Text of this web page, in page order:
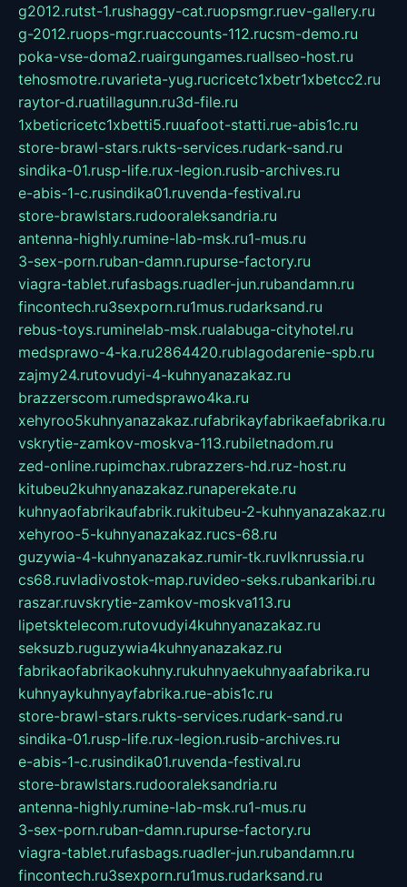
g2012.rutst-1.rushaggy-cat.ruopsmgr.ruev-gallery.ru
g-2012.ruops-mgr.ruaccounts-112.rucsm-demo.ru
poka-vse-doma2.ruairgungames.ruallseo-host.ru
tehosmotre.ruvarieta-yug.rucricetc1xbetr1xbetcc2.ru
raytor-d.ruatillagunn.ru3d-file.ru
1xbeticricetc1xbetti5.ruuafoot-statti.rue-abis1c.ru
store-brawl-stars.rukts-services.rudark-sand.ru
sindika-01.rusp-life.rux-legion.rusib-archives.ru
e-abis-1-c.rusindika01.ruvenda-festival.ru
store-brawlstars.rudooraleksandria.ru
antenna-highly.rumine-lab-msk.ru1-mus.ru
3-sex-porn.ruban-damn.rupurse-factory.ru
viagra-tablet.rufasbags.ruadler-jun.rubandamn.ru
fincontech.ru3sexporn.ru1mus.rudarksand.ru
rebus-toys.ruminelab-msk.rualabuga-cityhotel.ru
medsprawo-4-ka.ru2864420.rublagodarenie-spb.ru
zajmy24.rutovudyi-4-kuhnyanazakaz.ru
brazzerscom.rumedsprawo4ka.ru
xehyroo5kuhnyanazakaz.rufabrikayfabrikaefabrika.ru
vskrytie-zamkov-moskva-113.rubiletnadom.ru
zed-online.rupimchax.rubrazzers-hd.ruz-host.ru
kitubeu2kuhnyanazakaz.runaperekate.ru
kuhnyaofabrikaufabrik.rukitubeu-2-kuhnyanazakaz.ru
xehyroo-5-kuhnyanazakaz.rucs-68.ru
guzywia-4-kuhnyanazakaz.rumir-tk.ruvlknrussia.ru
cs68.ruvladivostok-map.ruvideo-seks.rubankaribi.ru
raszar.ruvskrytie-zamkov-moskva113.ru
lipetsktelecom.rutovudyi4kuhnyanazakaz.ru
seksuzb.ruguzywia4kuhnyanazakaz.ru
fabrikaofabrikaokuhny.rukuhnyaekuhnyaafabrika.ru
kuhnyaykuhnyayfabrika.rue-abis1c.ru
store-brawl-stars.rukts-services.rudark-sand.ru
sindika-01.rusp-life.rux-legion.rusib-archives.ru
e-abis-1-c.rusindika01.ruvenda-festival.ru
store-brawlstars.rudooraleksandria.ru
antenna-highly.rumine-lab-msk.ru1-mus.ru
3-sex-porn.ruban-damn.rupurse-factory.ru
viagra-tablet.rufasbags.ruadler-jun.rubandamn.ru
fincontech.ru3sexporn.ru1mus.rudarksand.ru